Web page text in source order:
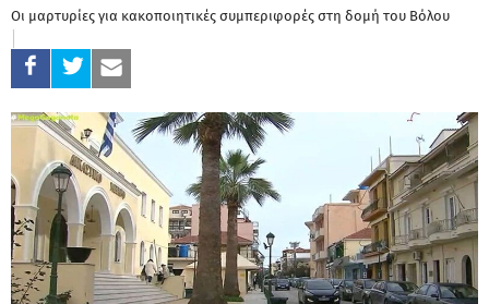
Οι μαρτυρίες για κακοποιητικές συμπεριφορές στη δομή του Βόλου